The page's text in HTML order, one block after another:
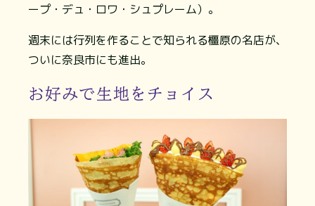
ープ・デュ・ロワ・シュプレーム）。
週末には行列を作ることで知られる橿原の名店が、
ついに奈良市にも進出。
お好みで生地をチョイス